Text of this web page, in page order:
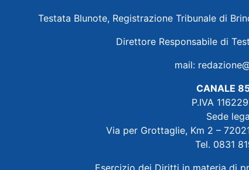
Testata Blunote, Registrazione Tribunale di
Direttore Responsabile di
mail:
CANALE
P.IVA
Sede
Via per Grottaglie, Km 2 –
Tel. 0831
Esercizio dei Diritti in materia di